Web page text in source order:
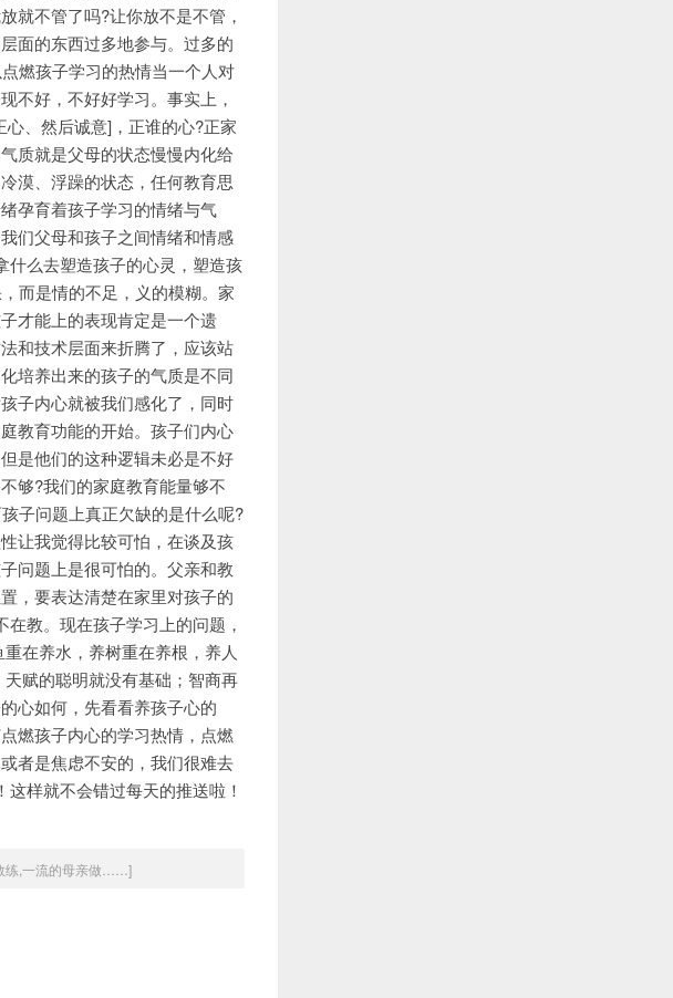
就不管了吗?让你放不是不管，
面的东西过多地参与。过多的
燃孩子学习的热情当一个人对
不好，不好好学习。事实上，
、然后诚意]，正谁的心?正家
质就是父母的状态慢慢内化给
漠、浮躁的状态，任何教育思
孕育着孩子学习的情绪与气
们父母和孩子之间情绪和情感
什么去塑造孩子的心灵，塑造孩
而是情的不足，义的模糊。家
才能上的表现肯定是一个遗
和技术层面来折腾了，应该站
培养出来的孩子的气质是不同
子内心就被我们感化了，同时
教育功能的开始。孩子们内心
是他们的这种逻辑未必是不好
够?我们的家庭教育能量够不
子问题上真正欠缺的是什么呢?
让我觉得比较可怕，在谈及孩
问题上是很可怕的。父亲和教
，要表达清楚在家里对孩子的
教。现在孩子学习上的问题，
在养水，养树重在养根，养人
赋的聪明就没有基础；智商再
心如何，先看看养孩子心的
燃孩子内心的学习热情，点燃
者是焦虑不安的，我们很难去
样就不会错过每天的推送啦！
练,一流的母亲做……]